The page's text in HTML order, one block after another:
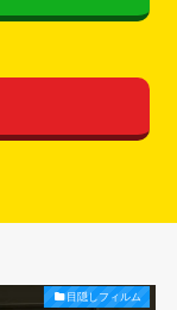
目隠しフィルム